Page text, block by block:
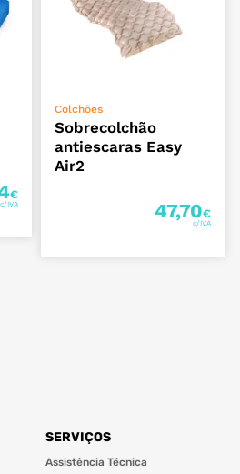
€
Colchões
Sobrecolchão
antiescaras Easy
Air2
47,70€
SERVIÇOS
Assistência Técnica